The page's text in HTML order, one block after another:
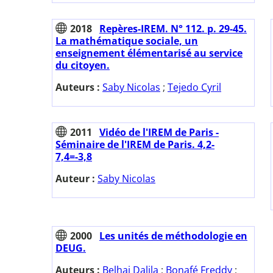
2018 Repères-IREM. N° 112. p. 29-45.
La mathématique sociale, un
enseignement élémentarisé au service
du citoyen.
Auteurs : Saby Nicolas ; Tejedo Cyril
2011
Vidéo de l'IREM de Paris -
Séminaire de l'IREM de Paris. 4,2-
7,4=-3,8
Auteur : Saby Nicolas
2000 Les unités de méthodologie en
DEUG.
Auteurs : Belhaj Dalila ; Bonafé Freddy ;